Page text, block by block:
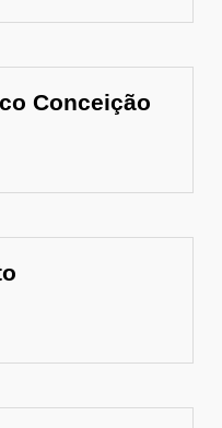
Conceição